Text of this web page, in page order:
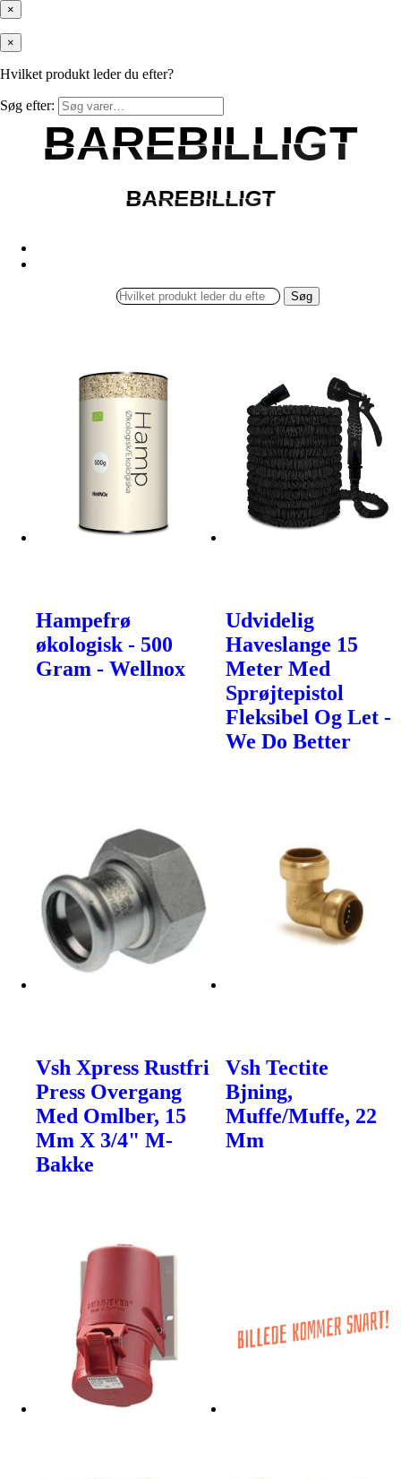
×
×
Hvilket produkt leder du efter?
Søg efter:
BAREBILLIGT
BAREBILLIGT
BAREBILLIGT
BAREBILLIGT
Søg
Hampefrø
økologisk - 500
Gram - Wellnox
Udvidelig
Haveslange 15
Meter Med
Sprøjtepistol
Fleksibel Og Let -
We Do Better
Vsh Xpress Rustfri
Press Overgang
Med Omlber, 15
Mm X 3/4" M-
Bakke
Vsh Tectite
Bjning,
Muffe/Muffe, 22
Mm